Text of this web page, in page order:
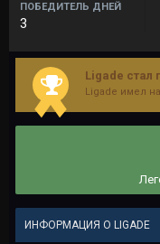
ПОБЕДИТЕЛЬ ДНЕЙ
3
Ligade стал
Ligade имел
ИНФОРМАЦИЯ О LIGADE